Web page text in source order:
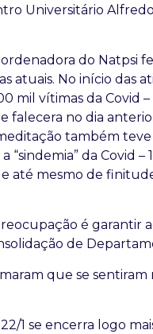
Universitário Alfredo
do Natpsi
atuais. No início das
vítimas da Covid –
falecera no dia
também
da Covid –
mesmo de
é garantir
de
que se
1 se encerra logo